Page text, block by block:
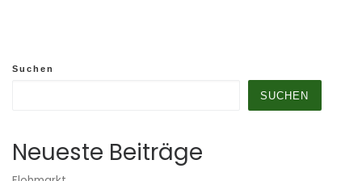
Suchen
SUCHEN
Neueste Beiträge